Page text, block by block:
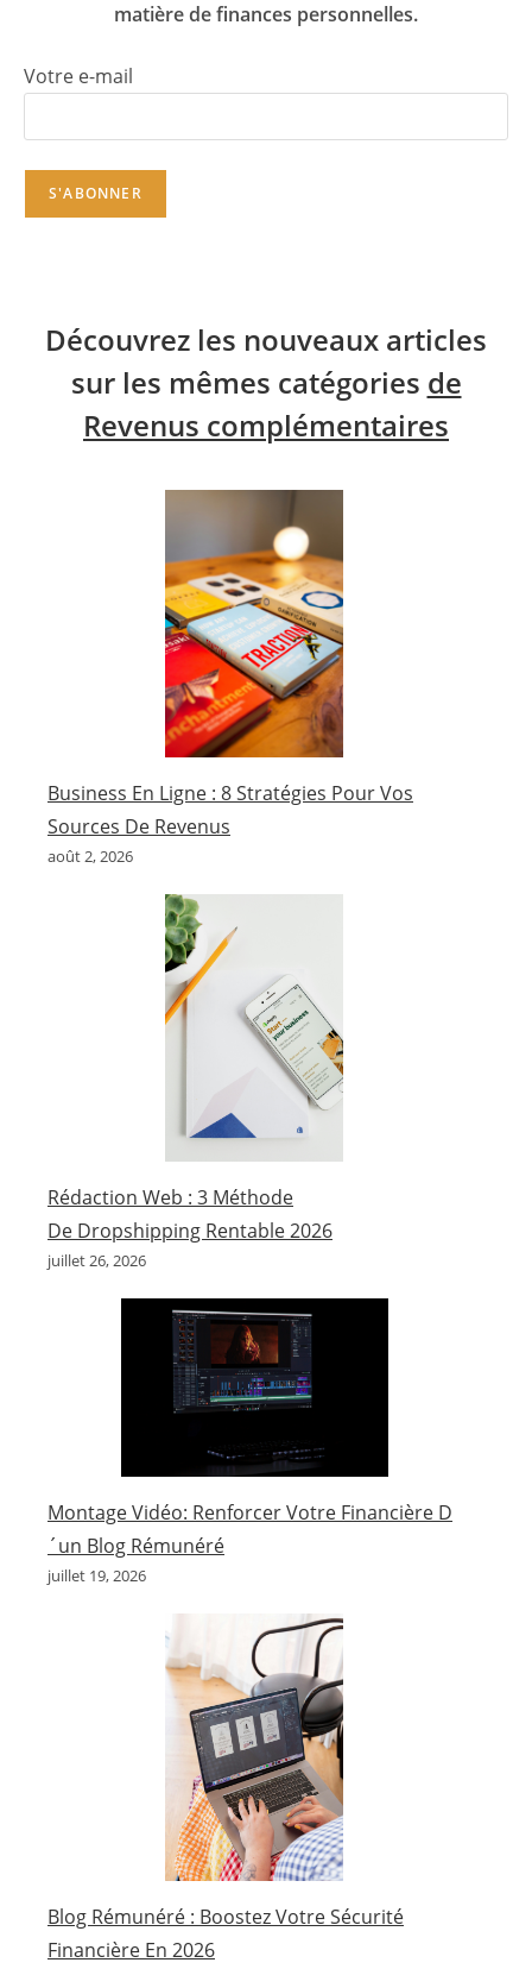
matière de finances personnelles.
Votre e-mail
Découvrez les nouveaux articles
sur les mêmes catégories de
Revenus complémentaires
Business En Ligne : 8 Stratégies Pour Vos
Sources De Revenus
août 2, 2026
Rédaction Web : 3 Méthode
De Dropshipping Rentable 2026
juillet 26, 2026
Montage Vidéo: Renforcer Votre Financière D
´un Blog Rémunéré
juillet 19, 2026
Blog Rémunéré : Boostez Votre Sécurité
Financière En 2026